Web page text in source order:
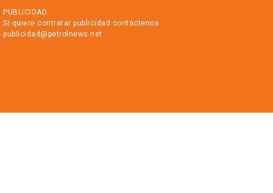
PUBLICIDAD
Si quiere contratar publicidad contáctenos
publicidad@petrolnews.net